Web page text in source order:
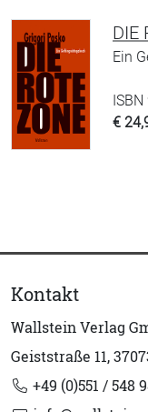
DIE
Ein
€
Kontakt
Wallstein Verlag
Geiststraße 11,
+49 (0)551 / 548